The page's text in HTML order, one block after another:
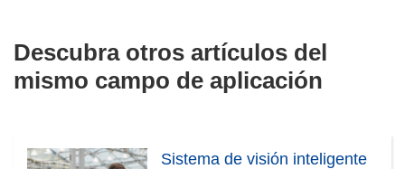
Descubra otros artículos del
mismo campo de aplicación
Sistema de visión inteligente